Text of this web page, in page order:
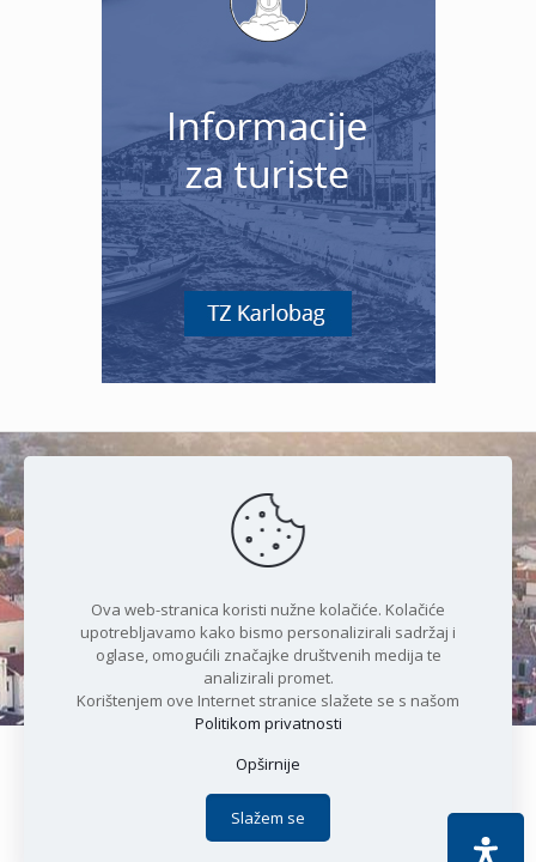
Čudesan spoj kristalnog mora i
prirode
Copyright © 2021 Općina Karlobag | Sva prava pridržana |
Politika privatnosti
Apoc IT
Ova web-stranica koristi nužne kolačiće. Kolačiće
upotrebljavamo kako bismo personalizirali sadržaj i
oglase, omogućili značajke društvenih medija te
analizirali promet.
Korištenjem ove Internet stranice slažete se s našom
Politikom privatnosti
Opširnije
Slažem se